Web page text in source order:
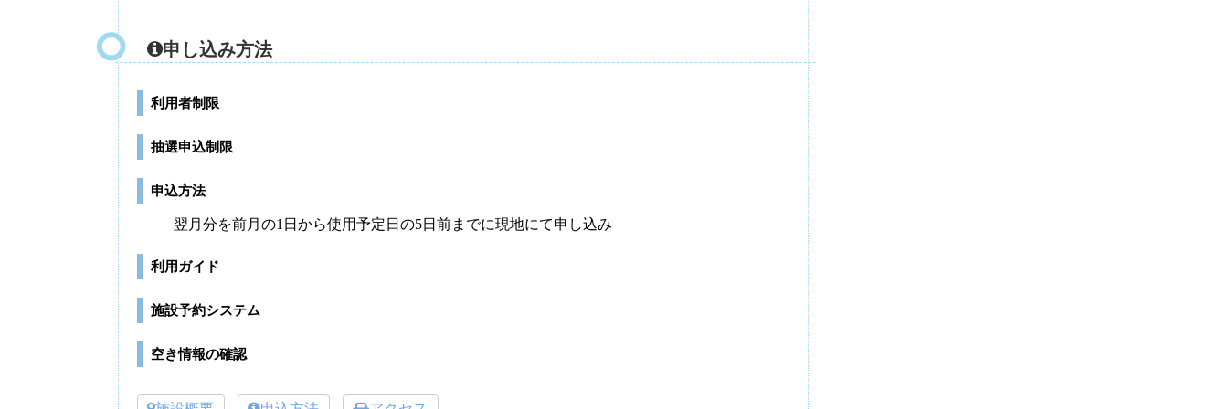
申し込み方法
利用者制限
抽選申込制限
申込方法
翌月分を前月の1日から使用予定日の5日前までに現地にて申し込み
利用ガイド
施設予約システム
空き情報の確認